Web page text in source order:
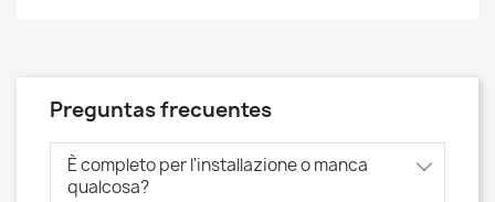
Preguntas frecuentes
È completo per l'installazione o manca
qualcosa?